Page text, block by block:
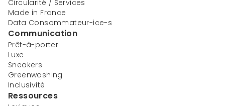
Circularité / Services
Made in France
Data Consommateur-ice-s
Communication
Prêt-à-porter
Luxe
Sneakers
Greenwashing
Inclusivité
Ressources